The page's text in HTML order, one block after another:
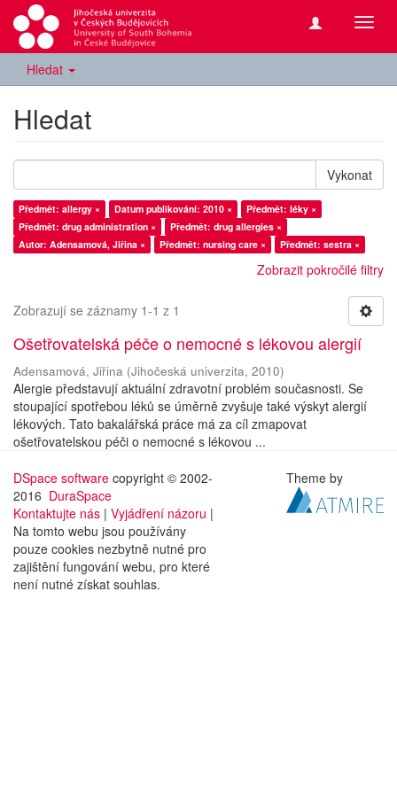
Hledat
Hledat
Vykonat
Předmět: allergy × Datum publikování: 2010 ×
Předmět: léky ×
Předmět: drug administration ×
Předmět: drug allergies ×
Autor: Adensamová, Jiřina ×
Předmět: nursing care × Předmět: sestra ×
Zobrazit pokročilé filtry
Zobrazují se záznamy 1-1 z 1
Ošetřovatelská péče o nemocné s lékovou alergií
Adensamová, Jiřina (Jihočeská univerzita, 2010)
Alergie představují aktuální zdravotní problém současnosti. Se
stoupající spotřebou léků se úměrně zvyšuje také výskyt alergií
lékových. Tato bakalářská práce má za cíl zmapovat
ošetřovatelskou péči o nemocné s lékovou ...
DSpace software copyright © 2002-
2016 DuraSpace
Kontaktujte nás | Vyjádření názoru |
Na tomto webu jsou používány
pouze cookies nezbytně nutné pro
zajištění fungování webu, pro které
není nutné získat souhlas.
Theme by